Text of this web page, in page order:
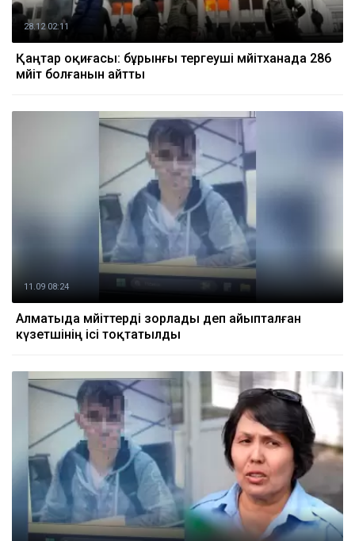
28.12 02:11
Қаңтар оқиғасы: бұрынғы тергеуші мәйітханада 286
мәйіт болғанын айтты
11.09 08:24
Алматыда мәйіттерді зорлады деп айыпталған
күзетшінің ісі тоқтатылды